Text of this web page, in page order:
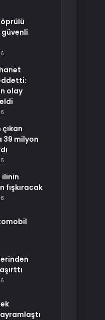
güvenli
olay
39 milyon
ilinin
fışkıracak